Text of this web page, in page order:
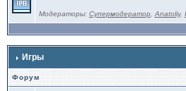
Модераторы: Супермодератор, Anatoliy,
Игры
Форум